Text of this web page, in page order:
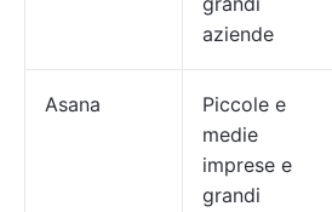
aziende
Asana
Piccole e
medie
imprese e
grandi